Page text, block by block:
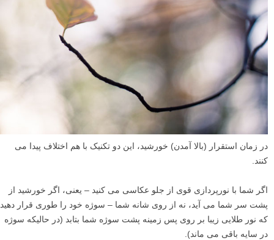
در زمان استقرار (بالا آمدن) خورشید، این دو تکنیک با هم اختلاف پیدا می
کنند.
اگر شما با نورپردازی قوی از جلو عکاسی می کنید – یعنی، اگر خورشید از
پشت سر شما می آید، نه از روی شانه شما – سوژه خود را طوری قرار دهید
که نور طلایی زیبا بر روی پس زمینه پشت سوژه شما بتابد (در حالیکه سوژه
در سایه باقی می ماند).